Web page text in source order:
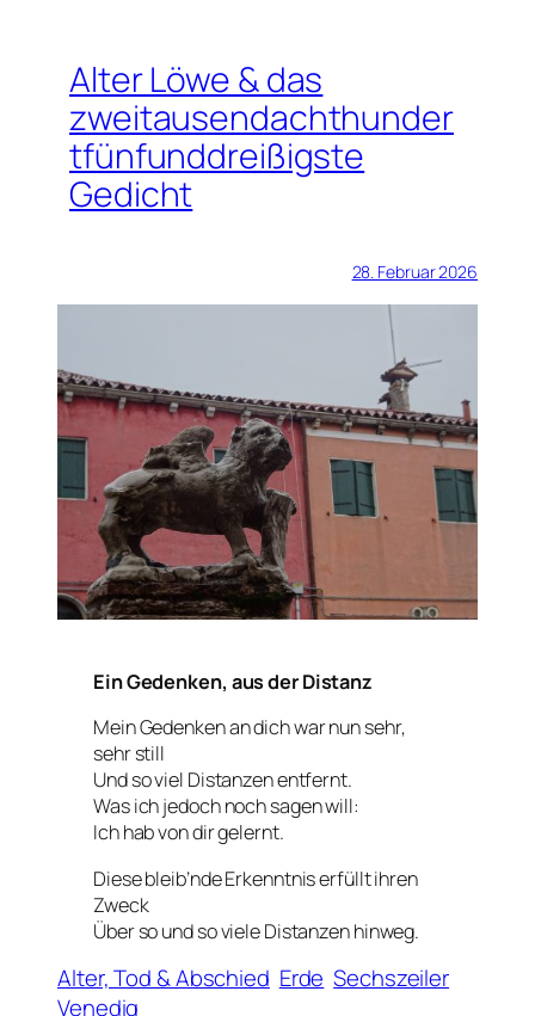
Alter Löwe & das
zweitausendachthunder
tfünfunddreißigste
Gedicht
28. Februar 2026
Ein Gedenken, aus der Distanz
Mein Gedenken an dich war nun sehr,
sehr still
Und so viel Distanzen entfernt.
Was ich jedoch noch sagen will:
Ich hab von dir gelernt.
Diese bleib’nde Erkenntnis erfüllt ihren
Zweck
Über so und so viele Distanzen hinweg.
Alter, Tod & Abschied Erde Sechszeiler
Venedig